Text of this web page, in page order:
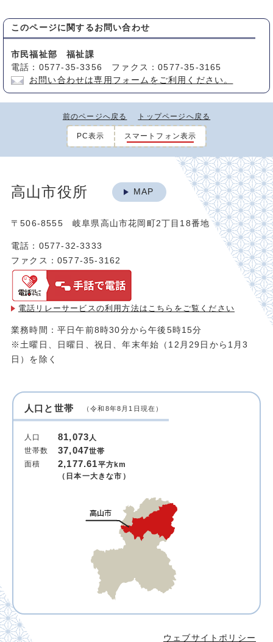
このページに関する お問い合わせ
市民福祉部 福祉課
電話：0577-35-3356 ファクス：0577-35-3165
お問い合わせは専用フォームをご利用ください。
前のページへ戻る トップページへ戻る
PC表示 スマートフォン表示
高山市役所 MAP
〒506-8555 岐阜県高山市花岡町2丁目18番地
電話：0577-32-3333
ファクス：0577-35-3162
電話リレーサービスの利用方法は こちらをご覧ください
業務時間：平日午前8時30分から午後5時15分
※土曜日、日曜日、祝日、年末年始（12月29日から1月3
日）を除く
人口と世帯 （令和8年8月1日現在）
人口 81,073人
世帯数
37,047世帯
面積
2,177.61平方km
（日本一大きな市）
ウェブサイトポリシー